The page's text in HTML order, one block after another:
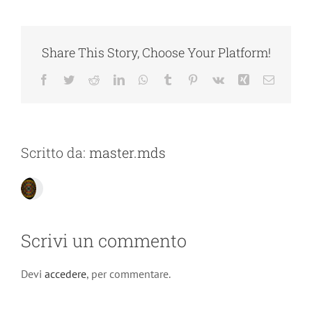
Share This Story, Choose Your Platform!
Facebook
TwitterRedditLinkedInWhatsApp
Tumblr Pinterest
Vk Xing Email
Scritto da: master.mds
Scrivi un commento
Devi accedere, per commentare.